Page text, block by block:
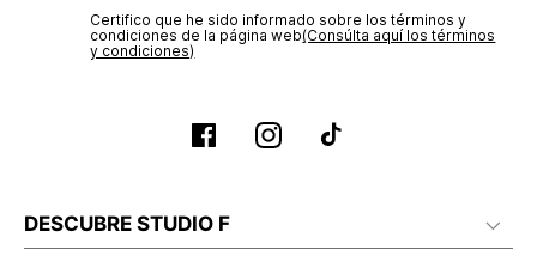
Certifico que he sido informado sobre los términos y
condiciones de la página web‎(Consúlta aquí los términos
y condiciones)
DESCUBRE STUDIO F